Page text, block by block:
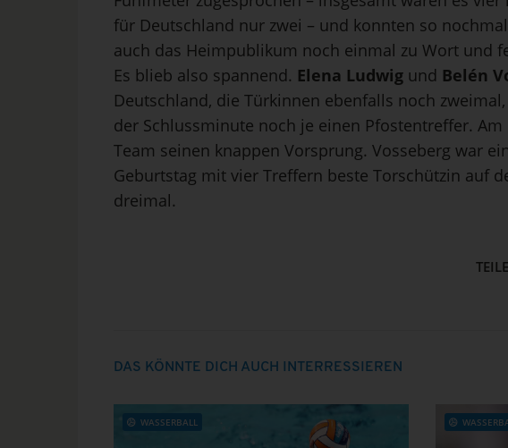
für Deutschland nur zwei – und konnten so
auch das Heimpublikum noch einmal zu Wort und
Es blieb also spannend. Elena Ludwig und Belén
Deutschland, die Türkinnen ebenfalls noch
der Schlussminute noch je einen Pfostentreffer. Am
Team seinen knappen Vorsprung. Vosseberg war
Geburtstag mit vier Treffern beste Torschützin auf
dreimal.
DAS KÖNNTE DICH AUCH INTERRESSIEREN
WASSERBALL